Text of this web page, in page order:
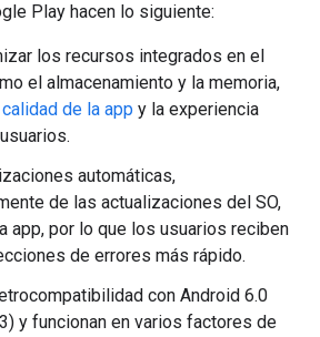
Play hacen lo siguiente:
los recursos integrados en el
el almacenamiento y la memoria,
de la app y la experiencia
automáticas,
de las actualizaciones del SO,
app, por lo que los usuarios reciben
de errores más rápido.
con Android 6.0
y funcionan en varios factores de